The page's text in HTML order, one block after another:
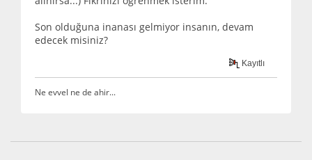
Son olduğuna inanası gelmiyor insanın, devam
edecek misiniz?
Kayıtlı
Ne evvel ne de ahir...